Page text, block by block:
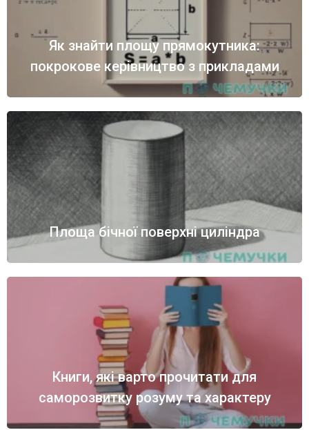
Як знайти площу прямокутника:
покрокове керівництво з прикладами
Площа бічної поверхні циліндра
Книги, які варто прочитати для
саморозвитку розуму та характеру